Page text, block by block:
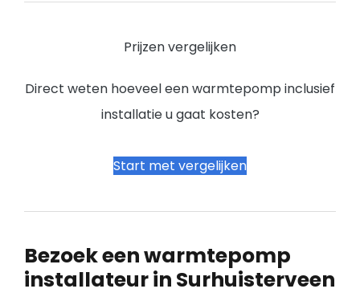
Prijzen vergelijken
Direct weten hoeveel een warmtepomp inclusief
installatie u gaat kosten?
Start met vergelijken
Bezoek een warmtepomp
installateur in Surhuisterveen